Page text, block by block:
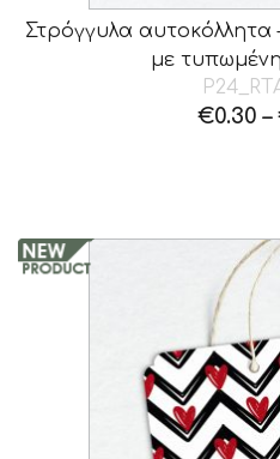
Στρόγγυλα αυτοκόλλητα
με
€0.30 –